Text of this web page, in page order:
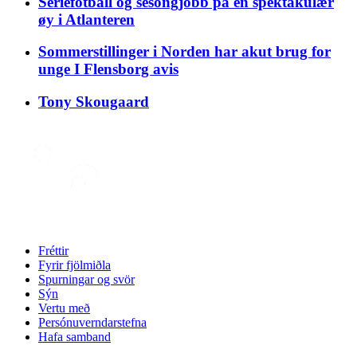
øy i Atlanteren
Sommerstillinger i Norden har akut brug for
unge I Flensborg avis
Tony Skougaard
Fréttir
Fyrir fjölmiðla
Spurningar og svör
Sýn
Vertu með
Persónuverndarstefna
Hafa samband